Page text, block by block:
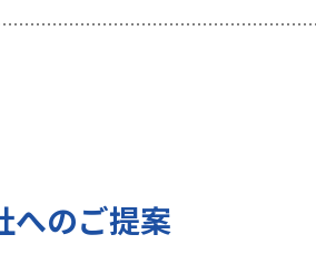
する一部サービスでは、お客様のブ
当社がクッキーを使用する目的は以下
へのご提案